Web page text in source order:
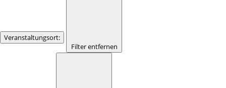
Veranstaltungsort:
Filter entfernen